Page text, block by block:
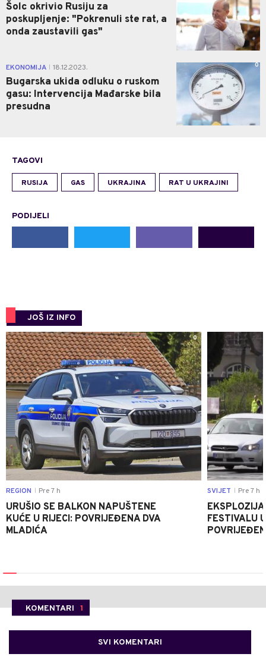
Šolc okrivio Rusiju za
poskupljenje: "Pokrenuli ste rat, a
onda zaustavili gas"
EKONOMIJA 18.12.2023.
Bugarska ukida odluku o ruskom
gasu: Intervencija Mađarske bila
presudna
0
TAGOVI
RUSIJA GAS UKRAJINA RAT U UKRAJINI
PODIJELI
JOŠ IZ INFO
0
REGION Pre 7 h
URUŠIO SE BALKON NAPUŠTENE
KUĆE U RIJECI: POVRIJEĐENA DVA
MLADIĆA
SVIJET Pre 7 h
FESTIVALU
KOMENTARI 1
SVI KOMENTARI